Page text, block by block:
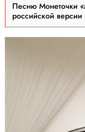
Песню Монеточки
российской версии